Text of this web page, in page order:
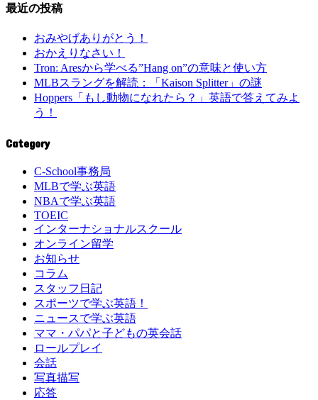
最近の投稿
おみやげありがとう！
おかえりなさい！
Tron: Aresから学べる”Hang on”の意味と使い方
MLBスラングを解読：「Kaison Splitter」の謎
Hoppers「もし動物になれたら？」英語で答えてみよ
う！
Category
C-School事務局
MLBで学ぶ英語
NBAで学ぶ英語
TOEIC
インターナショナルスクール
オンライン留学
お知らせ
コラム
スタッフ日記
スポーツで学ぶ英語！
ニュースで学ぶ英語
ママ・パパと子どもの英会話
ロールプレイ
会話
写真描写
応答